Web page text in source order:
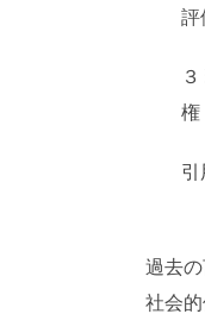
権
引
過去
社会